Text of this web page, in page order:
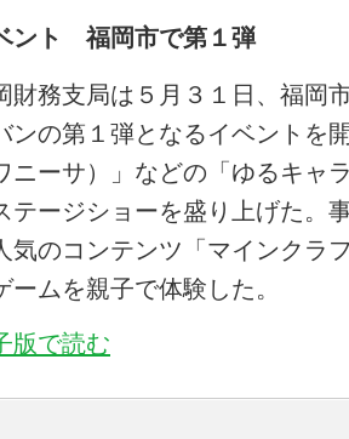
ント 福岡市で第１弾
務支局は５月３１日、福岡
ンの第１弾となるイベントを
ニーサ）」などの「ゆるキャ
テージショーを盛り上げた。
気のコンテンツ「マインクラ
ムを親子で体験した。
版で読む